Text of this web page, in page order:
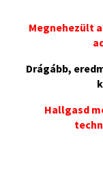
Megnehezült
Drágább,
Hallgasd